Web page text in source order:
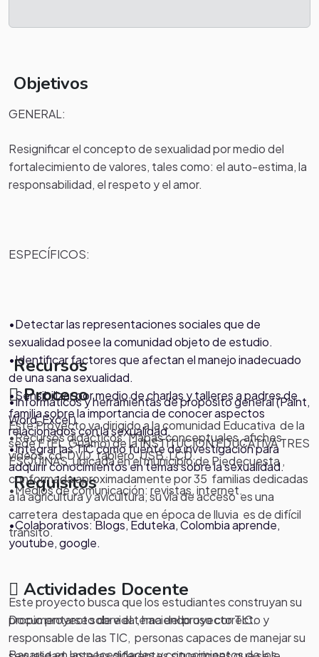
Objetivos
GENERAL:
Resignificar el concepto de sexualidad por medio del
fortalecimiento de valores, tales como: el auto-estima, la
responsabilidad, el respeto y el amor.
ESPECÍFICOS:
•Detectar las representaciones sociales que de
sexualidad posee la comunidad objeto de estudio.
•Identificar factores que afectan el manejo inadecuado
de una sana sexualidad.
•Sensibilizar por medio de charlas y talleres a padres de
familia sobre la importancia de conocer aspectos
relacionados con la sexualidad.
•Integrar las TIC como fuente de investigación para
adquirir conocimientos en temas sobre la sexualidad.
Recursos
•Informáticos y herramientas de propósito general (Paint,
Word, Excel )
•Recursos didácticos: Mapas conceptuales, afiches,
videos, cd, DVD, tablero, USB, LCD.
•Medios de comunicación: revistas, internet.
•Colaborativos: Blogs, Eduteka, Colombia aprende,
youtube, google.
Requisitos
.
Proceso
Este Proyecto va dirigido a la comunidad Educativa de la
sede F (EL Guamo) de la INSTITUCION EDUCATIVA TRES
ESQUINAS, ubicada en el municipio de Piedecuesta ,
conformada aproximadamente por 35 familias dedicadas
a la agricultura y avicultura, su vía de acceso es una
carretera destapada que en época de lluvia es de difícil
tránsito.
Este proyecto busca que los estudiantes construyan su
propio proyecto de vida , haciendo uso correcto y
responsable de las TIC, personas capaces de manejar su
Actividades Docente
Documentarse sobre el tema del proyecto TIC.